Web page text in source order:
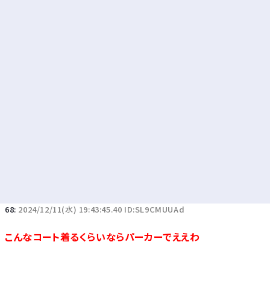
68: 2024/12/11(水) 19:43:45.40 ID:SL9CMUUAd
こんなコート着るくらいならパーカーでええわ